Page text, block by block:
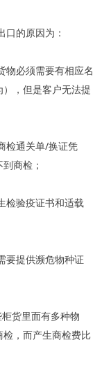
口的原因为：
必须需要有相应名
，但是客户无法提
检通关单/换证凭
商检；
检验疫证书和适载
提供濒危物种证
货里面有多种物
，而产生商检费比